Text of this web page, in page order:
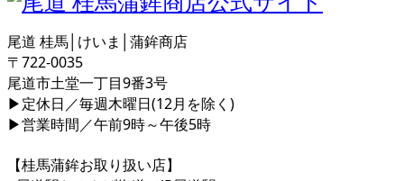
尾道 桂馬│けいま│蒲鉾商店
〒722-0035
尾道市土堂一丁目9番3号
▶定休日／毎週木曜日(12月を除く)
▶営業時間／午前9時～午後5時
【桂馬蒲鉾お取り扱い店】